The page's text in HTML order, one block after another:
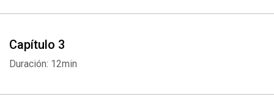
Capítulo 3
Duración: 12min